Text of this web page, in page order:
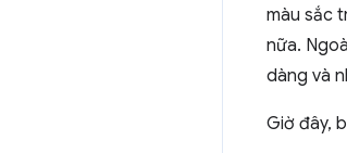
màu sắc
nữa.
dàng và
Giờ đây,